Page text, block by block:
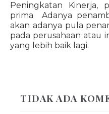
Peningkatan Kinerja,
prima Adanya
akan adanya pula
pada perusahaan atau
yang lebih baik lagi.
TIDAK ADA